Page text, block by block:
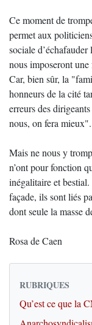
Ce moment de
permet aux
sociale d’échafauder
nous imposeront une
Car, bien sûr, la
honneurs de la cité
erreurs des
nous, on fera
Mais ne nous y
n’ont pour fonction
inégalitaire et
façade, ils sont liés
dont seule la masse
Rosa de Caen
RUBRIQUES
Qu’est ce que la